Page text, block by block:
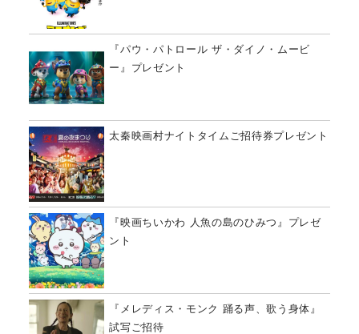
『パウ・パトロール ザ・ダイノ・ムービ
ー』プレゼント
太秦映画村ナイトタイムご招待券プレゼント
『映画ちいかわ 人魚の島のひみつ』プレゼ
ント
『メレディス・モンク 踊る声、歌う身体』
試写ご招待